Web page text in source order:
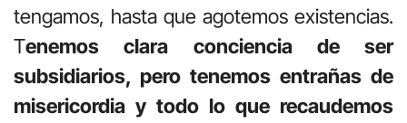
tengamos, hasta que agotemos existencias.
Tenemos clara conciencia de ser
subsidiarios, pero tenemos entrañas de
misericordia y todo lo que recaudemos